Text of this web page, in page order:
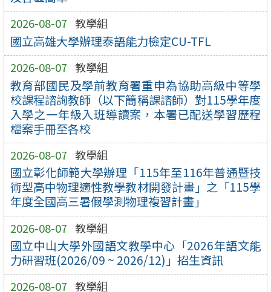
2026-08-07 教學組
國立高雄大學辦理泰語能力檢定CU-TFL
2026-08-07 教學組
教育部國民及學前教育署重申為協助高級中等學
校課程諮詢教師（以下簡稱課諮師）對115學年度
入學之一年級入班導讀案，本署已配送學習歷程
檔案手冊至各校
2026-08-07 教學組
國立彰化師範大學辦理「115年至116年普通暨技
術型高中物理適性教學教材開發計畫」之「115學
年度全國高三暑假學測物理複習計畫」
2026-08-07 教學組
國立中山大學外國語文教學中心「2026年語文能
力研習班(2026/09 ~ 2026/12)」招生資訊
2026-08-07 教學組